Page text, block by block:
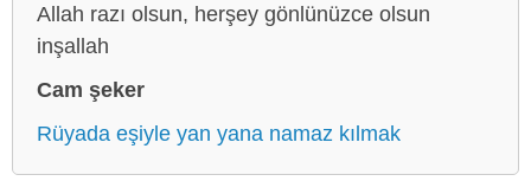
Allah razı olsun, herşey gönlünüzce olsun
inşallah
Cam şeker
Rüyada eşiyle yan yana namaz kılmak